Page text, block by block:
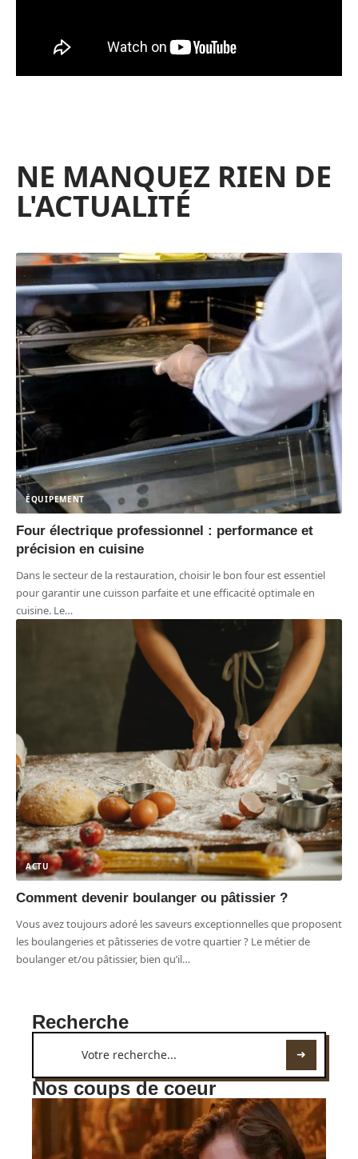
NE MANQUEZ RIEN DE
L'ACTUALITÉ
ÉQUIPEMENT
Four électrique professionnel : performance et
précision en cuisine
Dans le secteur de la restauration, choisir le bon four est essentiel
pour garantir une cuisson parfaite et une efficacité optimale en
cuisine. Le…
ACTU
Comment devenir boulanger ou pâtissier ?
Vous avez toujours adoré les saveurs exceptionnelles que proposent
les boulangeries et pâtisseries de votre quartier ? Le métier de
boulanger et/ou pâtissier, bien qu’il…
Recherche
Nos coups de coeur